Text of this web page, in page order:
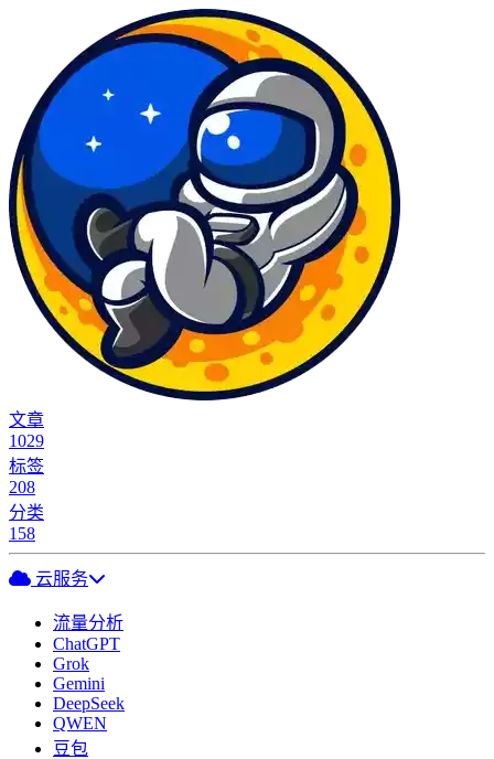
文章
1029
标签
208
分类
158
云服务
流量分析
ChatGPT
Grok
Gemini
DeepSeek
QWEN
豆包